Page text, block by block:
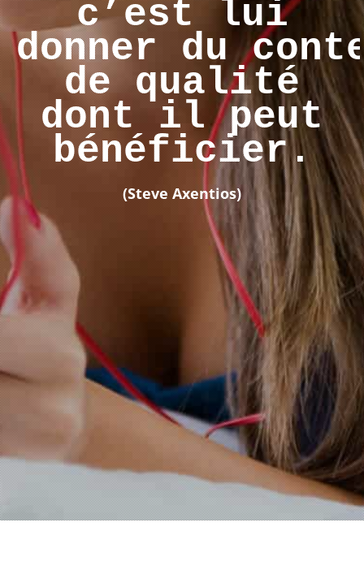
c’est lui
donner du
de qualité
dont il peut
bénéficier.
(Steve Axentios)